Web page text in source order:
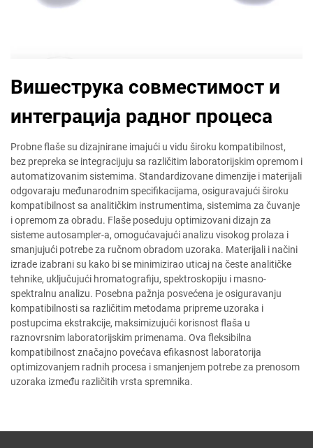
Вишеструка совместимост и
интеграција радног процеса
Probne flaše su dizajnirane imajući u vidu široku kompatibilnost,
bez prepreka se integracijuju sa različitim laboratorijskim opremom i
automatizovanim sistemima. Standardizovane dimenzije i materijali
odgovaraju međunarodnim specifikacijama, osiguravajući široku
kompatibilnost sa analitičkim instrumentima, sistemima za čuvanje
i opremom za obradu. Flaše poseduju optimizovani dizajn za
sisteme autosampler-a, omogućavajući analizu visokog prolaza i
smanjujući potrebe za ručnom obradom uzoraka. Materijali i načini
izrade izabrani su kako bi se minimizirao uticaj na česte analitičke
tehnike, uključujući hromatografiju, spektroskopiju i masno-
spektralnu analizu. Posebna pažnja posvećena je osiguravanju
kompatibilnosti sa različitim metodama pripreme uzoraka i
postupcima ekstrakcije, maksimizujući korisnost flaša u
raznovrsnim laboratorijskim primenama. Ova fleksibilna
kompatibilnost značajno povećava efikasnost laboratorija
optimizovanjem radnih procesa i smanjenjem potrebe za prenosom
uzoraka između različitih vrsta spremnika.